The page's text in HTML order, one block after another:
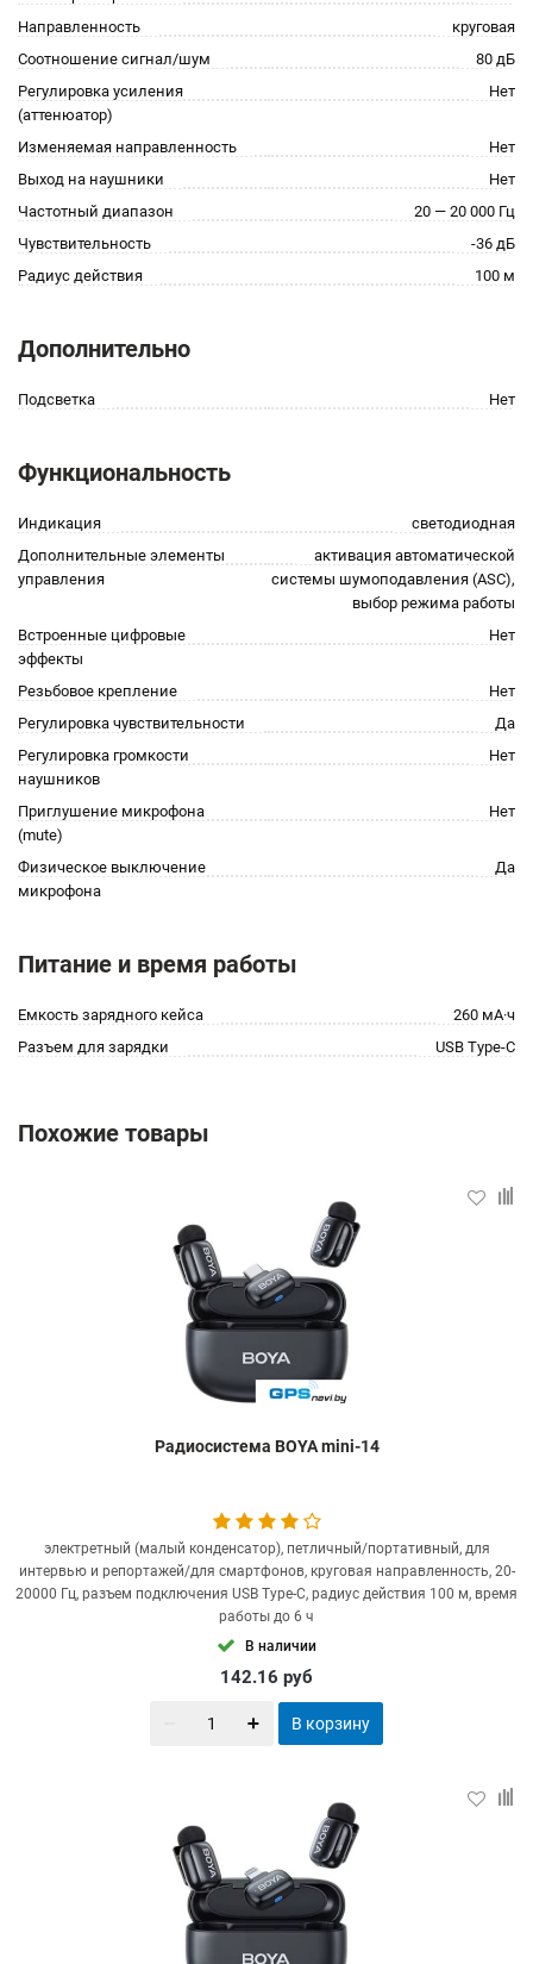
Направленность
круговая
Соотношение сигнал/шум
80 дБ
Регулировка усиления
(аттенюатор)
Нет
Изменяемая направленность
Нет
Выход на наушники
Нет
Частотный диапазон
20 — 20 000 Гц
Чувствительность
-36 дБ
Радиус действия
100 м
Дополнительно
Подсветка Нет
Функциональность
Индикация
светодиодная
Дополнительные элементы
управления
активация автоматической
системы шумоподавления (ASC),
выбор режима работы
Встроенные цифровые
эффекты
Нет
Резьбовое крепление
Нет
Регулировка чувствительности
Да
Регулировка громкости
наушников
Нет
Приглушение микрофона
(mute)
Нет
Физическое выключение
микрофона
Да
Питание и время работы
Емкость зарядного кейса
260 мА·ч
Разъем для зарядки
USB Type-C
Похожие товары
Радиосистема BOYA mini-14
электретный (малый конденсатор), петличный/портативный, для
интервью и репортажей/для смартфонов, круговая направленность, 20-
20000 Гц, разъем подключения USB Type-C, радиус действия 100 м, время
работы до 6 ч
В наличии
142.16 руб
В корзину